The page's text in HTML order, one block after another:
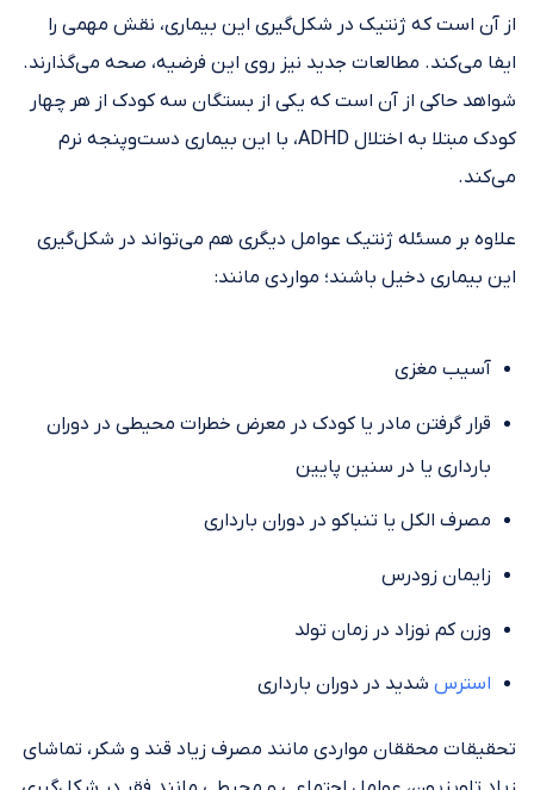
از آن است که ژنتیک در شکل‌گیری این بیماری، نقش مهمی را
ایفا می‌کند. مطالعات جدید نیز روی این فرضیه، صحه می‌گذارند.
شواهد حاکی از آن است که یکی از بستگان سه کودک از هر چهار
کودک مبتلا به اختلال ADHD، با این بیماری دست‌وپنجه نرم
می‌کند.
علاوه بر مسئله ژنتیک عوامل دیگری هم می‌تواند در شکل‌گیری
این بیماری دخیل باشند؛ مواردی مانند:
آسیب مغزی
قرار گرفتن مادر یا کودک در معرض خطرات محیطی در دوران
بارداری یا در سنین پایین
مصرف الکل یا تنباکو در دوران بارداری
زایمان زودرس
وزن کم نوزاد در زمان تولد
استرسشدید در دوران بارداری
تحقیقات محققان مواردی مانند مصرف زیاد قند و شکر، تماشای